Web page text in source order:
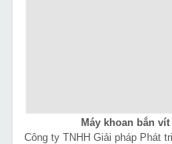
Máy khoan bắn
Công ty TNHH Giải pháp Phát